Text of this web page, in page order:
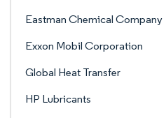
Eastman Chemical Company
Exxon Mobil Corporation
Global Heat Transfer
HP Lubricants